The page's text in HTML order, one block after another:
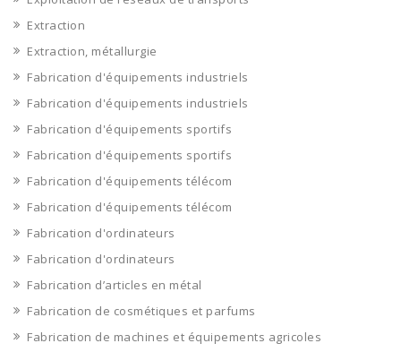
Extraction
Extraction, métallurgie
Fabrication d'équipements industriels
Fabrication d'équipements industriels
Fabrication d'équipements sportifs
Fabrication d'équipements sportifs
Fabrication d'équipements télécom
Fabrication d'équipements télécom
Fabrication d'ordinateurs
Fabrication d'ordinateurs
Fabrication d’articles en métal
Fabrication de cosmétiques et parfums
Fabrication de machines et équipements agricoles